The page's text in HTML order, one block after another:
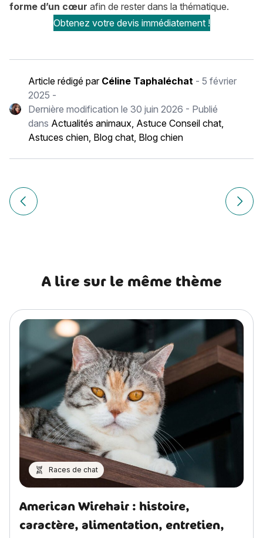
forme d’un cœur afin de rester dans la thématique.
Obtenez votre devis immédiatement !
Article rédigé par Céline Taphaléchat- 5 février
2025 -
Dernière modification le 30 juin 2026 - Publié
dans Actualités animaux, Astuce Conseil chat,
Astuces chien, Blog chat, Blog chien
Navigation
de
Article précédent La gingivite chez le chien : causes,Article
A lire sur le même thème
Races de chat
American Wirehair : histoire,
caractère, alimentation, entretien,